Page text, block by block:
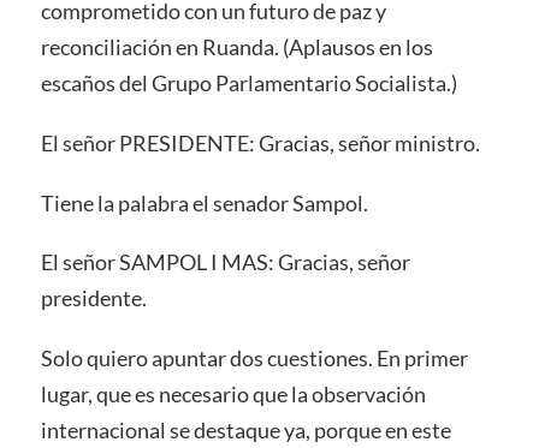
comprometido con un futuro de paz y
reconciliación en Ruanda. (Aplausos en los
escaños del Grupo Parlamentario Socialista.)
El señor PRESIDENTE: Gracias, señor ministro.
Tiene la palabra el senador Sampol.
El señor SAMPOL I MAS: Gracias, señor
presidente.
Solo quiero apuntar dos cuestiones. En primer
lugar, que es necesario que la observación
internacional se destaque ya, porque en este